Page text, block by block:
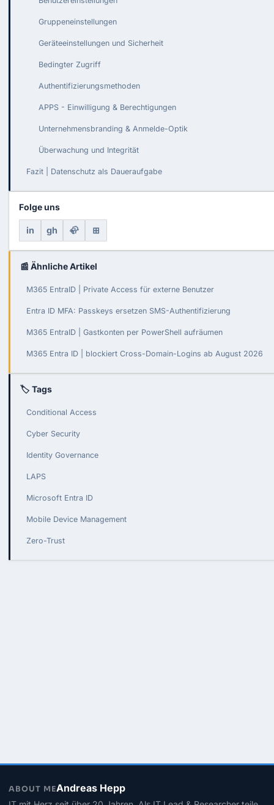
Gruppeneinstellungen
Geräteeinstellungen und Sicherheit
Bedingter Zugriff
Authentifizierungsmethoden
APPS - Einwilligung & Berechtigungen
Unternehmensbranding & Anmelde-Optik
Überwachung und Integrität
Fazit | Datenschutz als Daueraufgabe
Folge uns
in gh 🦣 ⊞
📰 Ähnliche Artikel
M365 EntraID | Private Access für externe Benutzer
Entra ID MFA: Passkeys ersetzen SMS-Authentifizierung
M365 EntraID | Gastkonten per PowerShell aufräumen
M365 Entra ID | blockiert Cross-Domain-Logins ab August 2026
🏷 Tags
Conditional Access
Cyber Security
Identity Governance
LAPS
Microsoft Entra ID
Mobile Device Management
Zero-Trust
ABOUT MEAndreas Hepp